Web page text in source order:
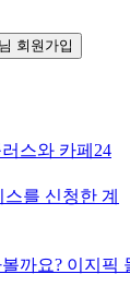
회원가입
스와 카페24
를 신청한 계